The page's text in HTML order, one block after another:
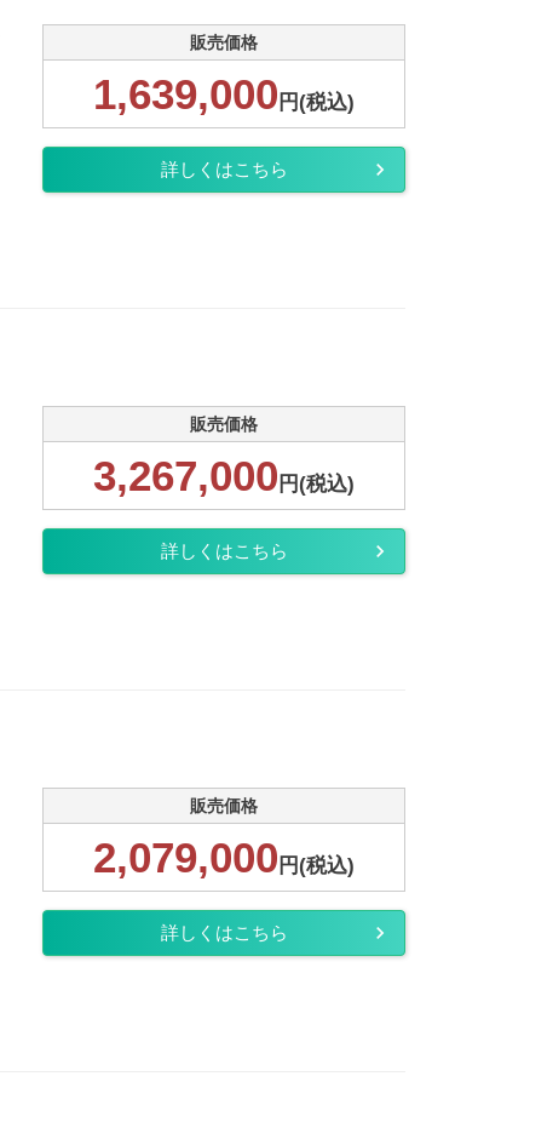
販売価格
1,639,000 円(税込)
詳しくはこちら
販売価格
3,267,000 円(税込)
詳しくはこちら
販売価格
2,079,000 円(税込)
詳しくはこちら